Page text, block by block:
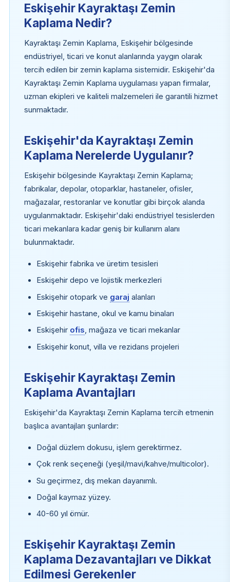
Eskişehir Kayraktaşı Zemin
Kaplama Nedir?
Kayraktaşı Zemin Kaplama, Eskişehir bölgesinde
endüstriyel, ticari ve konut alanlarında yaygın olarak
tercih edilen bir zemin kaplama sistemidir. Eskişehir'da
Kayraktaşı Zemin Kaplama uygulaması yapan firmalar,
uzman ekipleri ve kaliteli malzemeleri ile garantili hizmet
sunmaktadır.
Eskişehir'da Kayraktaşı Zemin
Kaplama Nerelerde Uygulanır?
Eskişehir bölgesinde Kayraktaşı Zemin Kaplama;
fabrikalar, depolar, otoparklar, hastaneler, ofisler,
mağazalar, restoranlar ve konutlar gibi birçok alanda
uygulanmaktadır. Eskişehir'daki endüstriyel tesislerden
ticari mekanlara kadar geniş bir kullanım alanı
bulunmaktadır.
Eskişehir fabrika ve üretim tesisleri
Eskişehir depo ve lojistik merkezleri
Eskişehir otopark ve garaj alanları
Eskişehir hastane, okul ve kamu binaları
Eskişehir ofis, mağaza ve ticari mekanlar
Eskişehir konut, villa ve rezidans projeleri
Eskişehir Kayraktaşı Zemin
Kaplama Avantajları
Eskişehir'da Kayraktaşı Zemin Kaplama tercih etmenin
başlıca avantajları şunlardır:
Doğal düzlem dokusu, işlem gerektirmez.
Çok renk seçeneği (yeşil/mavi/kahve/multicolor).
Su geçirmez, dış mekan dayanımlı.
Doğal kaymaz yüzey.
40-60 yıl ömür.
Eskişehir Kayraktaşı Zemin
Kaplama Dezavantajları ve Dikkat
Edilmesi Gerekenler